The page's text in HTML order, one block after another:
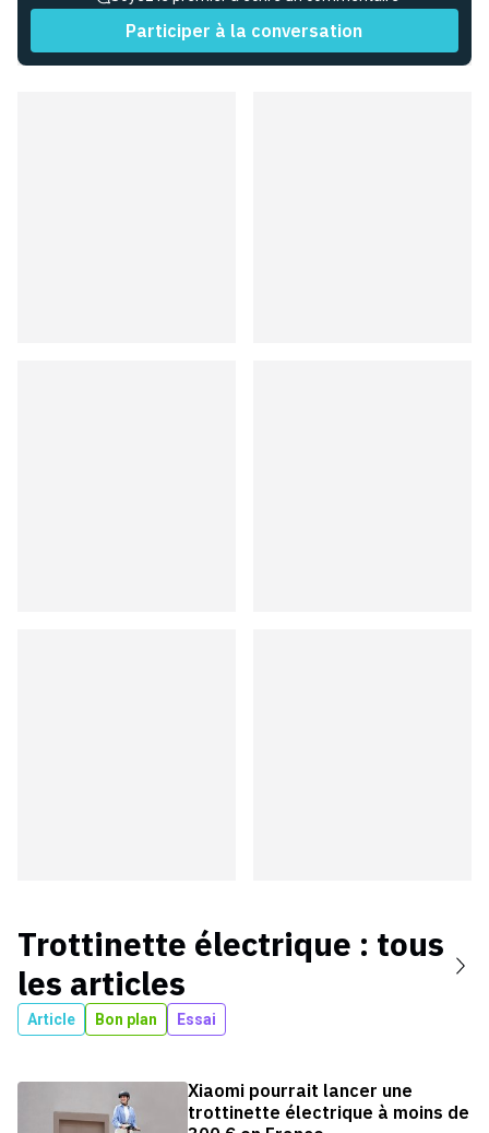
Participer à la conversation
Trottinette électrique : tous
les articles
Article Bon plan Essai
Xiaomi pourrait lancer une
trottinette électrique à moins de